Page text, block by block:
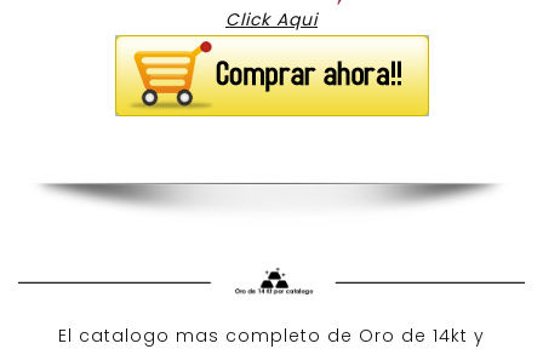
Click Aqui
El catalogo mas completo de Oro de 14kt y